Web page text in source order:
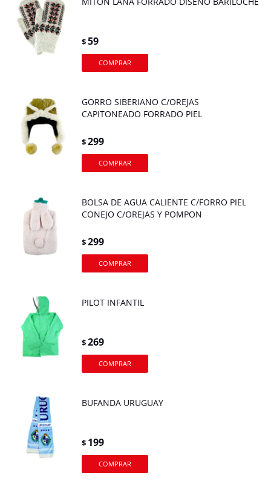
$59
GORRO SIBERIANO C/OREJAS
CAPITONEADO FORRADO PIEL
$299
BOLSA DE AGUA CALIENTE C/FORRO PIEL
CONEJO C/OREJAS Y POMPON
$299
PILOT INFANTIL
$269
BUFANDA URUGUAY
$ 199